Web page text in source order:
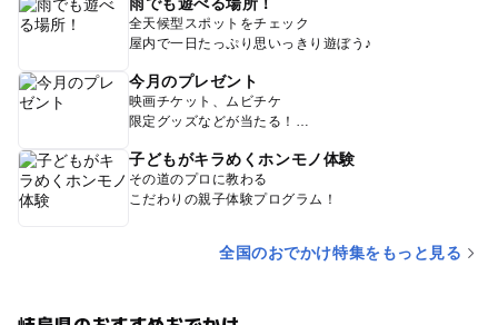
全天候型スポットをチェック
屋内で一日たっぷり思いっきり遊ぼう♪
今月のプレゼント
映画チケット、ムビチケ
限定グッズなどが当たる！
子どもがキラめくホンモノ体験
その道のプロに教わる
こだわりの親子体験プログラム！
全国のおでかけ特集をもっと見る